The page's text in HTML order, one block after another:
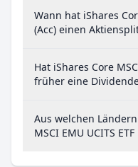
Wann hat iShares
(Acc) einen
Hat iShares Core
früher eine
Aus welchen
MSCI EMU UCITS